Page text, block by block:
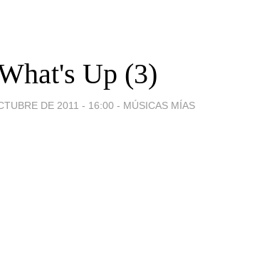
Up (3)
DE 2011 - 16:00 - MÚSICAS MÍAS